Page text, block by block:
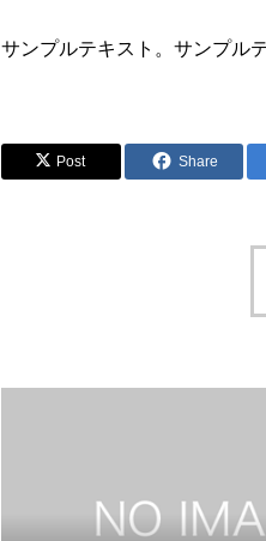
サンプルテキスト。サンプル
Post Share